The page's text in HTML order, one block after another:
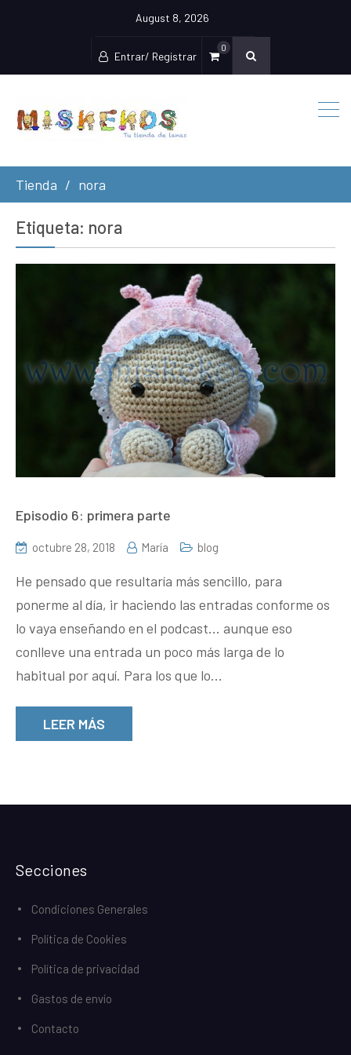
August 8, 2026
Entrar/ Registrar
0
Tienda nora
Etiqueta: nora
Episodio 6: primera parte
octubre 28, 2018 María blog
He pensado que resultaría más sencillo, para
ponerme al día, ir haciendo las entradas conforme os
lo vaya enseñando en el podcast… aunque eso
conlleve una entrada un poco más larga de lo
habitual por aquí. Para los que lo…
LEER MÁS
Secciones
Condiciones Generales
Política de Cookies
Política de privacidad
Gastos de envío
Contacto